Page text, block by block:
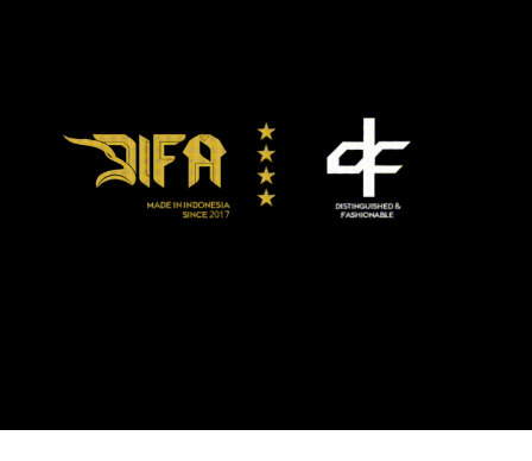
Selanjutnya, Belanda akan menghadapi Polandia di
Warsawa pada 14 November mendatang. Jika menang,
mereka akan otomatis meraih satu tiket ke Piala Dunia
tahun depan.***